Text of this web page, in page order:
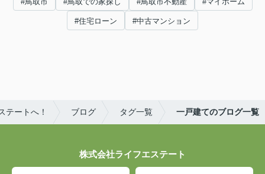
#住宅ローン #中古マンション
テートへ！ ブログ タグ一覧 一戸建てのブログ一覧
株式会社ライフエステート